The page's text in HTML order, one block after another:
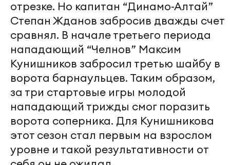
отрезке. Но капитан “Динамо-Алтай”
Степан Жданов забросив дважды счет
сравнял. В начале третьего периода
нападающий “Челнов” Максим
Кунишников забросил третью шайбу в
ворота барнаульцев. Таким образом,
за три стартовые игры молодой
нападающий трижды смог поразить
ворота соперника. Для Кунишникова
этот сезон стал первым на взрослом
уровне и такой результативности от